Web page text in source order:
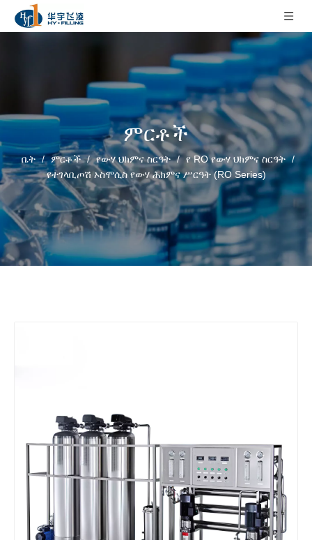
ምርቶች
ቤት / ምርቶች / የውሃ ህክምና ስርዓት / የ RO የውሃ ህክምና ስርዓት /
የተገላቢጦሽ ኦስሞሲስ የውሃ ሕክምና ሥርዓት (RO Series)